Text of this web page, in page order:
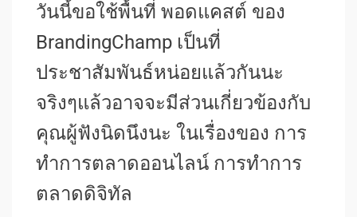
วันนี้ขอใช้พื้นที่ พอดแคสต์ ของ
BrandingChamp เป็นที่
ประชาสัมพันธ์หน่อยแล้วกันนะ
จริงๆแล้วอาจจะมีส่วนเกี่ยวข้องกับ
คุณผู้ฟังนิดนึงนะ ในเรื่องของ การ
ทำการตลาดออนไลน์ การทำการ
ตลาดดิจิทัล